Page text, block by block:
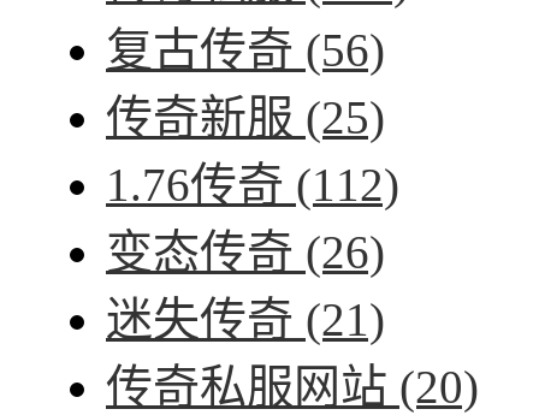
复古传奇 (56)
传奇新服 (25)
1.76传奇 (112)
变态传奇 (26)
迷失传奇 (21)
传奇私服网站 (20)